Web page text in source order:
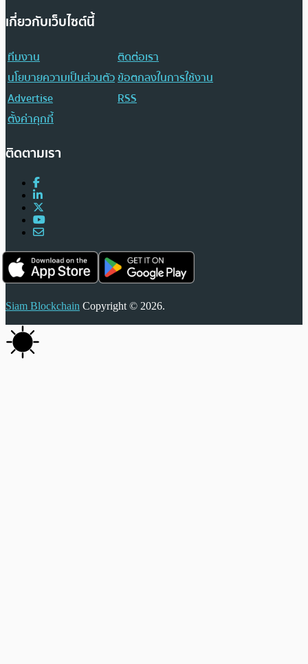
เกี่ยวกับเว็บไซต์นี้
ทีมงาน
ติดต่อเรา
นโยบายความเป็นส่วนตัวข้อตกลงในการใช้งาน
Advertise
RSS
ตั้งค่าคุกกี้
ติดตามเรา
Siam Blockchain Copyright © 2026.